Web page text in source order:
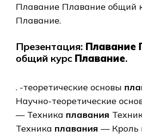
Плавание Плавание общий
Плавание.
Презентация: Плавание
общий курс Плавание.
. -теоретические основы
Научно-теоретические
— Техника плавания
Техника плавания — Кроль